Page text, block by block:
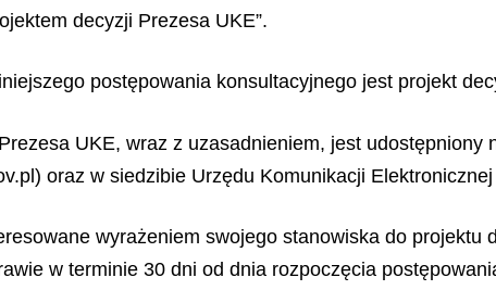
decyzji Prezesa UKE”.
postępowania konsultacyjnego jest projekt
UKE, wraz z uzasadnieniem, jest
oraz w siedzibie Urzędu Komunikacji
wyrażeniem swojego stanowiska do projektu
w terminie 30 dni od dnia rozpoczęcia